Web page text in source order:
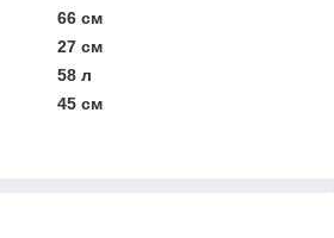
66 см
27 см
58 л
45 см